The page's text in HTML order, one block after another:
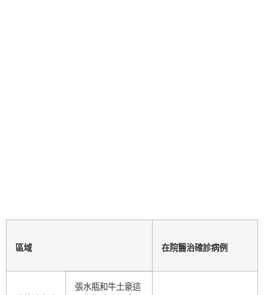
區域 在院醫治確診病例
張水瓶和牛土豪這